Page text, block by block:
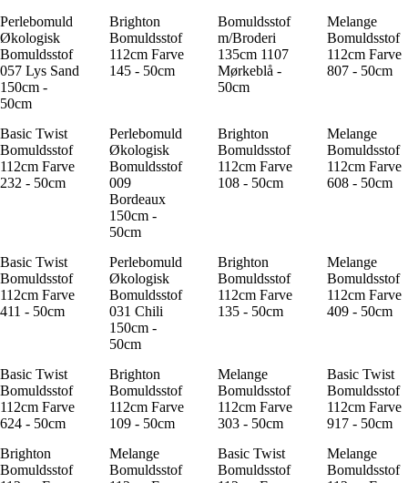
Perlebomuld
Økologisk
Bomuldsstof
057 Lys Sand
150cm -
50cm
Brighton
Bomuldsstof
112cm Farve
145 - 50cm
Bomuldsstof
m/Broderi
135cm 1107
Mørkeblå -
50cm
Melange
Bomuldsstof
112cm Farve
807 - 50cm
Basic Twist
Bomuldsstof
112cm Farve
232 - 50cm
Perlebomuld
Økologisk
Bomuldsstof
009
Bordeaux
150cm -
50cm
Brighton
Bomuldsstof
112cm Farve
108 - 50cm
Melange
Bomuldsstof
112cm Farve
608 - 50cm
Basic Twist
Bomuldsstof
112cm Farve
411 - 50cm
Perlebomuld
Økologisk
Bomuldsstof
031 Chili
150cm -
50cm
Brighton
Bomuldsstof
112cm Farve
135 - 50cm
Melange
Bomuldsstof
112cm Farve
409 - 50cm
Basic Twist
Bomuldsstof
112cm Farve
624 - 50cm
Brighton
Bomuldsstof
112cm Farve
109 - 50cm
Melange
Bomuldsstof
112cm Farve
303 - 50cm
Basic Twist
Bomuldsstof
112cm Farve
917 - 50cm
Brighton
Bomuldsstof
Melange
Bomuldsstof
Basic Twist
Bomuldsstof
Melange
Bomuldsstof